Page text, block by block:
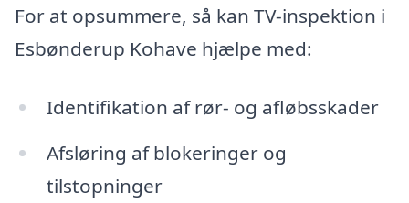
For at opsummere, så kan TV-inspektion i
Esbønderup Kohave hjælpe med:
Identifikation af rør- og afløbsskader
Afsløring af blokeringer og
tilstopninger